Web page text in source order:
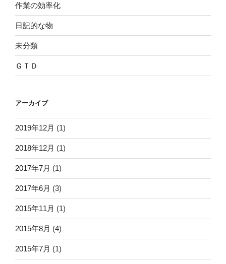
作業の効率化
日記的な物
未分類
ＧＴＤ
アーカイブ
2019年12月 (1)
2018年12月 (1)
2017年7月 (1)
2017年6月 (3)
2015年11月 (1)
2015年8月 (4)
2015年7月 (1)